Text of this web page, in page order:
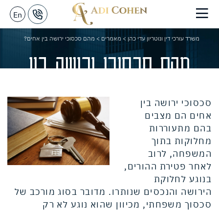
En
משרד עורכי דין ונוטריון עדי כהן > מאמרים > מהם סכסוכי ירושה בין אחים?
מהם סכסוכי ירושה בין
אחים?
סכסוכי ירושה בין
אחים הם מצבים
בהם מתעוררות
מחלוקות בתוך
המשפחה, לרוב
לאחר פטירת ההורים,
בנוגע לחלוקת
הירושה והנכסים שנותרו. מדובר בסוג מורכב של
סכסוך משפחתי, מכיוון שהוא נוגע לא רק